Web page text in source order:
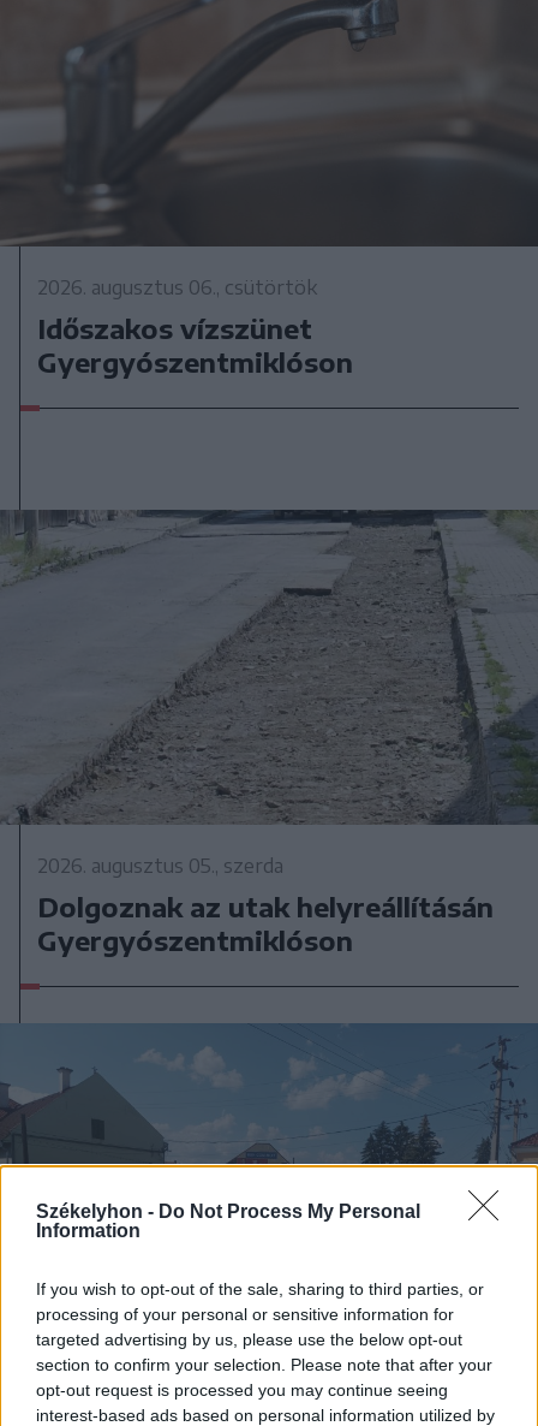
Székelyhon - Do Not Process My Personal
Information
If you wish to opt-out of the sale, sharing to third parties, or
processing of your personal or sensitive information for
targeted advertising by us, please use the below opt-out
section to confirm your selection. Please note that after your
opt-out request is processed you may continue seeing
interest-based ads based on personal information utilized by
2026. augusztus 06., csütörtök
Időszakos vízszünet
Gyergyószentmiklóson
2026. augusztus 05., szerda
Dolgoznak az utak helyreállításán
Gyergyószentmiklóson